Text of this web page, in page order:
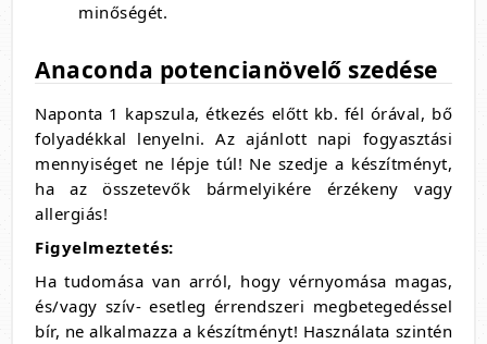
minőségét.
Anaconda potencianövelő szedése
Naponta 1 kapszula, étkezés előtt kb. fél órával, bő
folyadékkal lenyelni. Az ajánlott napi fogyasztási
mennyiséget ne lépje túl! Ne szedje a készítményt,
ha az összetevők bármelyikére érzékeny vagy
allergiás!
Figyelmeztetés:
Ha tudomása van arról, hogy vérnyomása magas,
és/vagy szív- esetleg érrendszeri megbetegedéssel
bír, ne alkalmazza a készítményt! Használata szintén